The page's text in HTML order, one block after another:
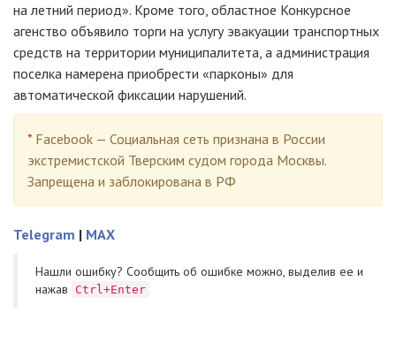
на летний период». Кроме того, областное Конкурсное
агенство объявило торги на услугу эвакуации транспортных
средств на территории муниципалитета, а администрация
поселка намерена приобрести «парконы» для
автоматической фиксации нарушений.
* Facebook — Социальная сеть признана в России
экстремистской Тверским судом города Москвы.
Запрещена и заблокирована в РФ
Telegram | MAX
Нашли ошибку? Cообщить об ошибке можно, выделив ее и
нажав
Ctrl+Enter